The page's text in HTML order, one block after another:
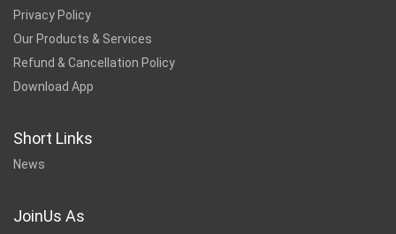
Privacy Policy
Our Products & Services
Refund & Cancellation Policy
Download App
Short Links
News
JoinUs As